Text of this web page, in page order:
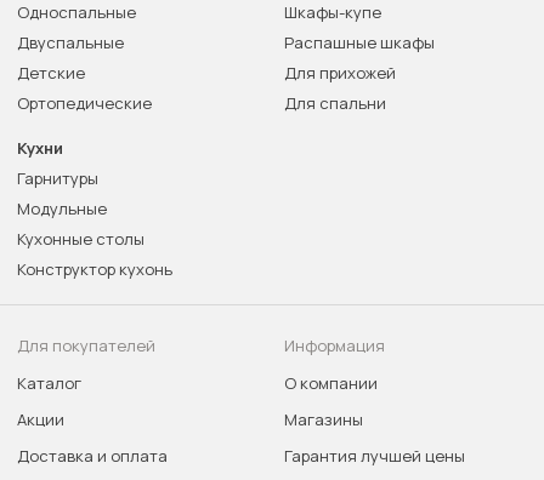
Односпальные
Двуспальные
Детские
Ортопедические
Шкафы-купе
Распашные шкафы
Для прихожей
Для спальни
Кухни
Гарнитуры
Модульные
Кухонные столы
Конструктор кухонь
Для покупателей
Каталог
Акции
Доставка и оплата
Информация
О компании
Магазины
Гарантия лучшей цены